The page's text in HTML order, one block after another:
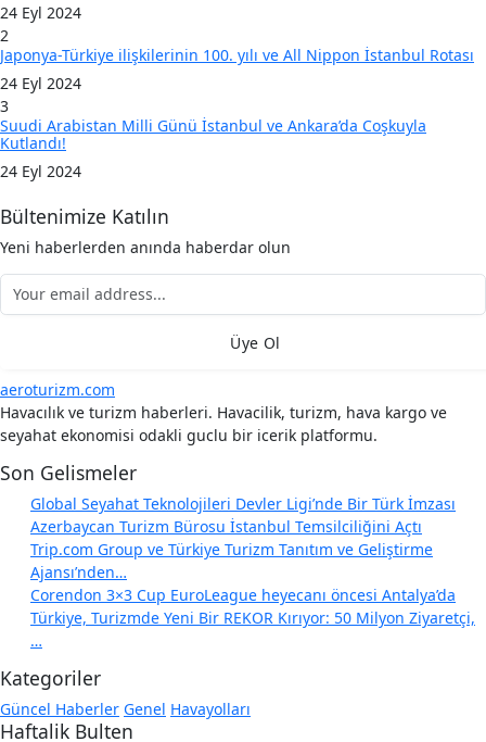
24 Eyl 2024
2
Japonya-Türkiye ilişkilerinin 100. yılı ve All Nippon İstanbul Rotası
24 Eyl 2024
3
Suudi Arabistan Milli Günü İstanbul ve Ankara’da Coşkuyla
Kutlandı!
24 Eyl 2024
Bültenimize Katılın
Yeni haberlerden anında haberdar olun
Üye Ol
aeroturizm.com
Havacılık ve turizm haberleri. Havacilik, turizm, hava kargo ve
seyahat ekonomisi odakli guclu bir icerik platformu.
Son Gelismeler
Global Seyahat Teknolojileri Devler Ligi’nde Bir Türk İmzası
Azerbaycan Turizm Bürosu İstanbul Temsilciliğini Açtı
Trip.com Group ve Türkiye Turizm Tanıtım ve Geliştirme
Ajansı’nden…
Corendon 3×3 Cup EuroLeague heyecanı öncesi Antalya’da
Türkiye, Turizmde Yeni Bir REKOR Kırıyor: 50 Milyon Ziyaretçi,
…
Kategoriler
Güncel Haberler Genel Havayolları
Haftalik Bulten